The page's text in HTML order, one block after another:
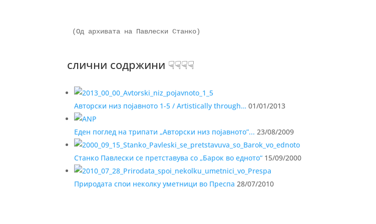
(Од архивата на Павлески Станко)
слични содржини ☟☟☟☟
Авторски низ појавното 1-5 / Artistically through… 01/01/2013
Еден поглед на трипати „Авторски низ појавното”... 23/08/2009
Станко Павлески се претставува со „Барок во едното“ 15/09/2000
Природата спои неколку уметници во Преспа 28/07/2010